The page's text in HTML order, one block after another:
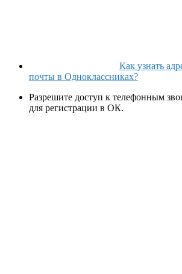
Как узнать
почты в Одноклассниках?
Разрешите доступ к телефонным
для регистрации в ОК.